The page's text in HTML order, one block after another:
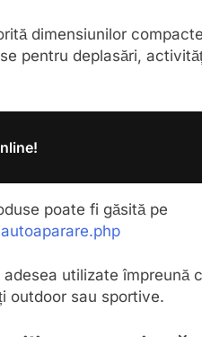
dimensiunilor
pentru deplasări,
poate fi găsită pe
utilizate împreună
outdoor sau sportive.